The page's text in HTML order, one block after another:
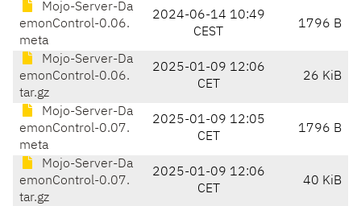
Mojo-Server-Da
emonControl-0.06.
meta
2024-06-14 10:49
CEST
1796 B
Mojo-Server-Da
emonControl-0.06.
tar.gz
2025-01-09 12:06
CET
26 KiB
Mojo-Server-Da
emonControl-0.07.
meta
2025-01-09 12:05
CET
1796 B
Mojo-Server-Da
emonControl-0.07.
tar.gz
2025-01-09 12:06
CET
40 KiB